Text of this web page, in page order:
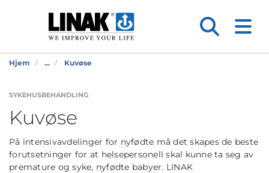
Hjem ... Kuvøse
SYKEHUSBEHANDLING
Kuvøse
På intensivavdelinger for nyfødte må det skapes de beste
forutsetninger for at helsepersonell skal kunne ta seg av
premature og syke, nyfødte babyer. LINAK